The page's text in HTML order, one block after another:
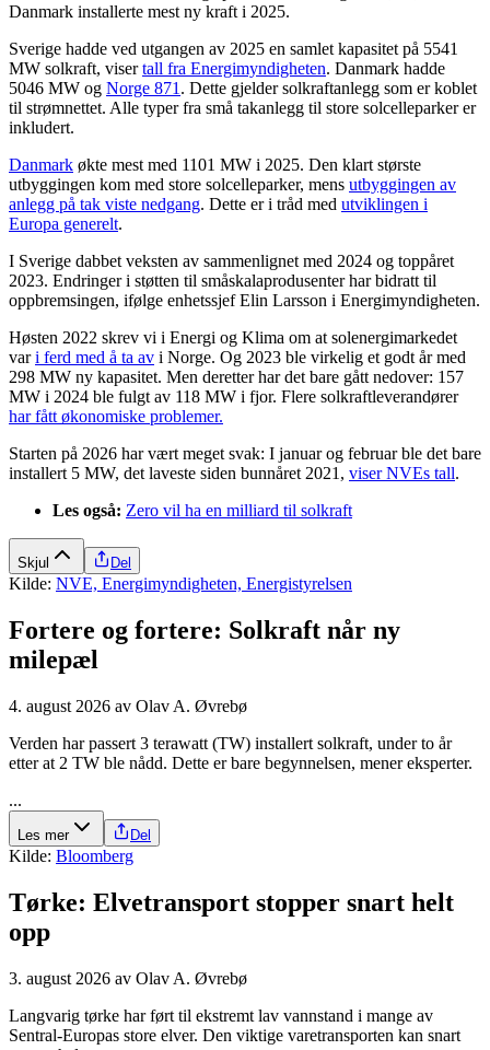
Danmark installerte mest ny kraft i 2025.
Sverige hadde ved utgangen av 2025 en samlet kapasitet på 5541
MW solkraft, visertall fra Energimyndigheten. Danmark hadde
5046 MW og Norge 871 . Dette gjelder solkraftanlegg som er koblet
til strømnettet. Alle typer fra små takanlegg til store solcelleparker er
inkludert.
Danmark økte mest med 1101 MW i 2025. Den klart største
utbyggingen kom med store solcelleparker, mens utbyggingen av
anlegg på tak viste nedgang. Dette er i tråd med utviklingen i
Europa generelt.
I Sverige dabbet veksten av sammenlignet med 2024 og toppåret
2023. Endringer i støtten til småskalaprodusenter har bidratt til
oppbremsingen, ifølge enhetssjef Elin Larsson i Energimyndigheten.
Høsten 2022 skrev vi i Energi og Klima om at solenergimarkedet
vari ferd med å ta av i Norge. Og 2023 ble virkelig et godt år med
298 MW ny kapasitet. Men deretter har det bare gått nedover: 157
MW i 2024 ble fulgt av 118 MW i fjor. Flere solkraftleverandører
har fått økonomiske problemer.
Starten på 2026 har vært meget svak: I januar og februar ble det bare
installert 5 MW, det laveste siden bunnåret 2021, viser NVEs tall.
Les også: Zero vil ha en milliard til solkraft
Skjul Del
Kilde: NVE, Energimyndigheten, Energistyrelsen
Fortere og fortere: Solkraft når ny
milepæl
4. august 2026 av Olav A. Øvrebø
Verden har passert 3 terawatt (TW) installert solkraft, under to år
etter at 2 TW ble nådd. Dette er bare begynnelsen, mener eksperter.
...
Les mer Del
Kilde: Bloomberg
Tørke: Elve­transport stopper snart helt
opp
3. august 2026 av Olav A. Øvrebø
Langvarig tørke har ført til ekstremt lav vannstand i mange av
Sentral-Europas store elver. Den viktige varetransporten kan snart